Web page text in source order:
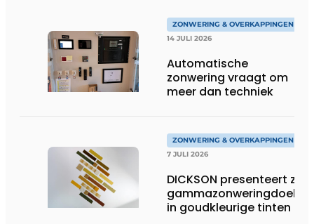
ZONWERING & OVERKAPPINGEN
14 JULI 2026
Automatische
zonwering vraagt om
meer dan techniek
ZONWERING & OVERKAPPINGEN
7 JULI 2026
DICKSON presenteert zijn
gammazonweringdoeken
in goudkleurige tinten